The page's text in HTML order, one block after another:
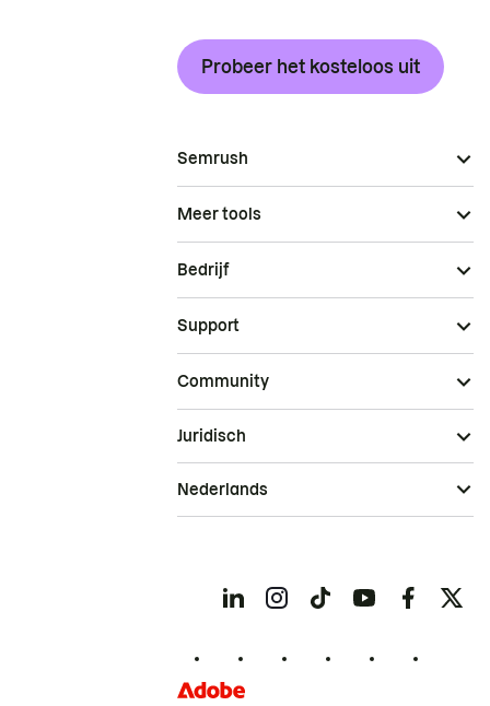
Probeer het kosteloos uit
Semrush
Meer tools
Bedrijf
Support
Community
Juridisch
Nederlands